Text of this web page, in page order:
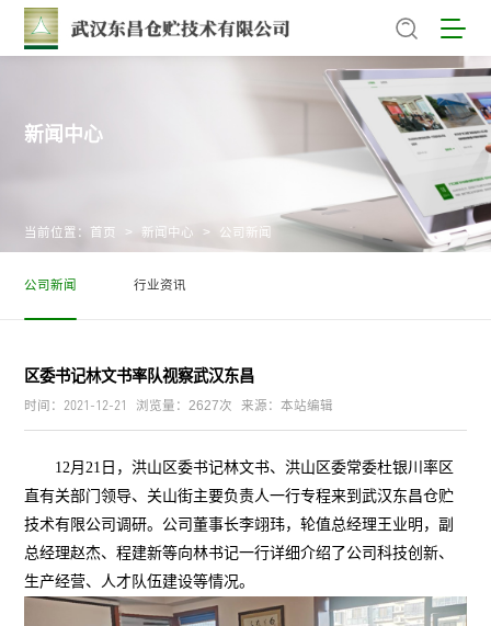
新闻中心
当前位置： 首页 > 新闻中心 > 公司新闻
公司新闻 行业资讯
区委书记林文书率队视察武汉东昌
时间： 2021-12-21 浏览量：2627次 来源：本站编辑
12月21日，洪山区委书记林文书、洪山区委常委杜银川率区
直有关部门领导、关山街主要负责人一行专程来到武汉东昌仓贮
技术有限公司调研。公司董事长李翊玮，轮值总经理王业明，副
总经理赵杰、程建新等向林书记一行详细介绍了公司科技创新、
生产经营、人才队伍建设等情况。